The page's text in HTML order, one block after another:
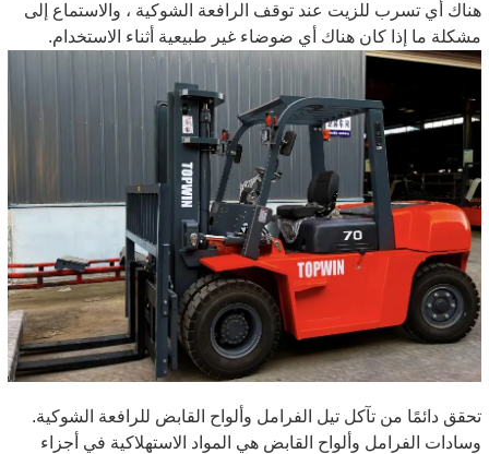
هناك أي تسرب للزيت عند توقف الرافعة الشوكية ، والاستماع إلى
مشكلة ما إذا كان هناك أي ضوضاء غير طبيعية أثناء الاستخدام.
تحقق دائمًا من تآكل تيل الفرامل وألواح القابض للرافعة الشوكية.
وسادات الفرامل وألواح القابض هي المواد الاستهلاكية في أجزاء